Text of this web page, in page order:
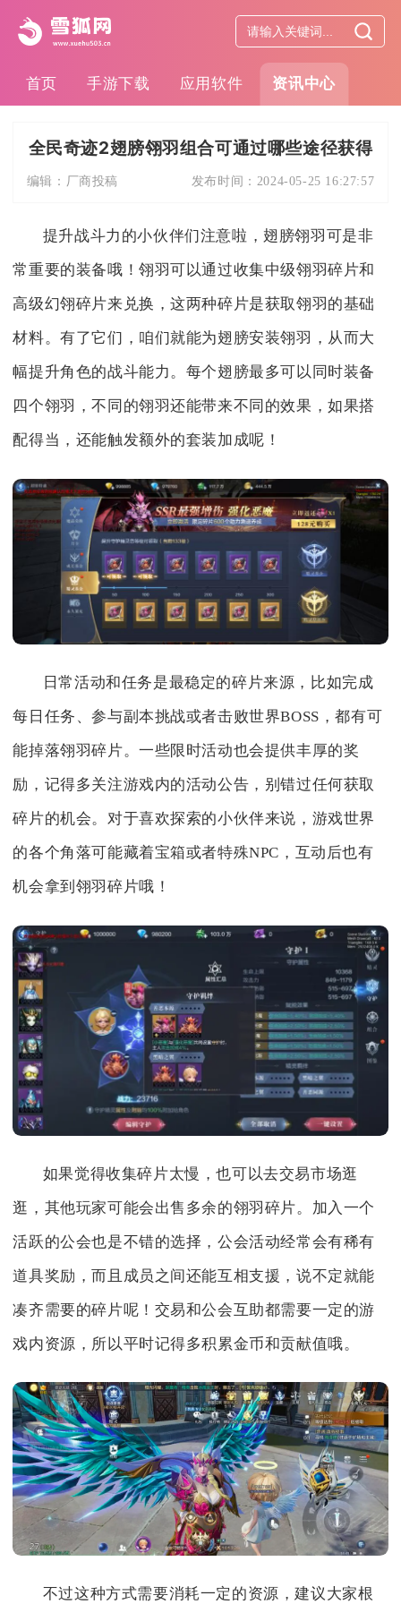
首页 手游下载 应用软件 资讯中心
全民奇迹2翅膀翎羽组合可通过哪些途径获得
编辑： 厂商投稿 发布时间： 2024-05-25 16:27:57
提升战斗力的小伙伴们注意啦，翅膀翎羽可是非
常重要的装备哦！翎羽可以通过收集中级翎羽碎片和
高级幻翎碎片来兑换，这两种碎片是获取翎羽的基础
材料。有了它们，咱们就能为翅膀安装翎羽，从而大
幅提升角色的战斗能力。每个翅膀最多可以同时装备
四个翎羽，不同的翎羽还能带来不同的效果，如果搭
配得当，还能触发额外的套装加成呢！
日常活动和任务是最稳定的碎片来源，比如完成
每日任务、参与副本挑战或者击败世界BOSS，都有可
能掉落翎羽碎片。一些限时活动也会提供丰厚的奖
励，记得多关注游戏内的活动公告，别错过任何获取
碎片的机会。对于喜欢探索的小伙伴来说，游戏世界
的各个角落可能藏着宝箱或者特殊NPC，互动后也有
机会拿到翎羽碎片哦！
如果觉得收集碎片太慢，也可以去交易市场逛
逛，其他玩家可能会出售多余的翎羽碎片。加入一个
活跃的公会也是不错的选择，公会活动经常会有稀有
道具奖励，而且成员之间还能互相支援，说不定就能
凑齐需要的碎片呢！交易和公会互助都需要一定的游
戏内资源，所以平时记得多积累金币和贡献值哦。
不过这种方式需要消耗一定的资源，建议大家根